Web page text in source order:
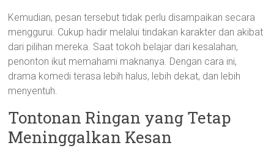
Kemudian, pesan tersebut tidak perlu disampaikan secara
menggurui. Cukup hadir melalui tindakan karakter dan akibat
dari pilihan mereka. Saat tokoh belajar dari kesalahan,
penonton ikut memahami maknanya. Dengan cara ini,
drama komedi terasa lebih halus, lebih dekat, dan lebih
menyentuh.
Tontonan Ringan yang Tetap
Meninggalkan Kesan